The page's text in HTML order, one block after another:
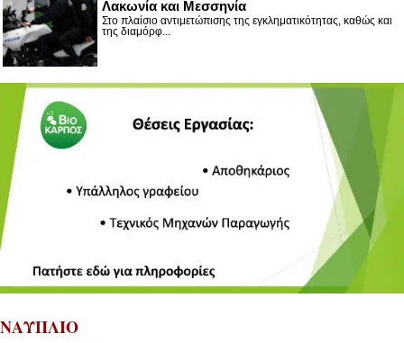
Λακωνία και Μεσσηνία
Στο πλαίσιο αντιμετώπισης της εγκληματικότητας, καθώς και
της διαμόρφ...
ΝΑΥΠΛΙΟ